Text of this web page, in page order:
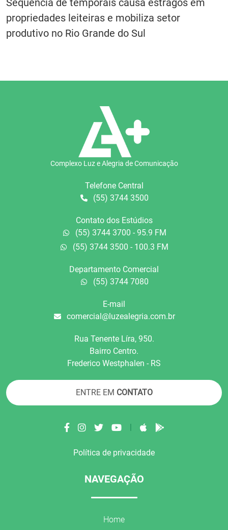
Sequência de temporais causa estragos em
propriedades leiteiras e mobiliza setor
produtivo no Rio Grande do Sul
Complexo Luz e Alegria de Comunicação
Telefone Central
(55) 3744 3500
Contato dos Estúdios
(55) 3744 3700 - 95.9 FM
(55) 3744 3500 - 100.3 FM
Departamento Comercial
(55) 3744 7080
E-mail
comercial@luzealegria.com.br
Rua Tenente Líra, 950.
Bairro Centro.
Frederico Westphalen - RS
ENTRE EM CONTATO
Política de privacidade
NAVEGAÇÃO
Home